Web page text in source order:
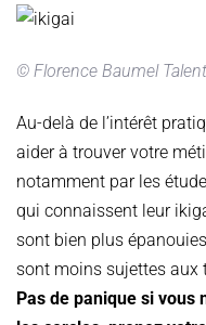
© Florence Baumel
Au-delà de l’intérêt
aider à trouver votre
notamment par les
qui connaissent leur
sont bien plus
sont moins sujettes aux
Pas de panique si vous